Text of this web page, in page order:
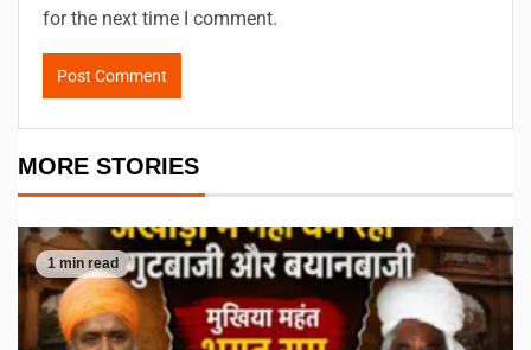
for the next time I comment.
MORE STORIES
1 min read